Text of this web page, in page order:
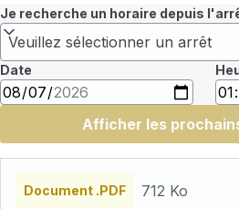
Je recherche un horaire depuis
Veuillez sélectionner un arrêt
Date
Afficher les
horaires
Document .PDF 712 Ko